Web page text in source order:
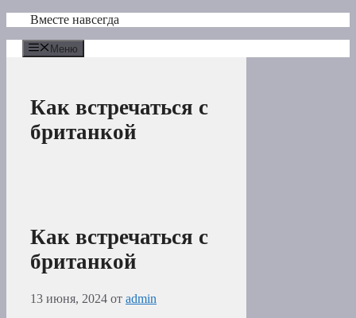
Перейти
содержимому
Вместе навсегда
Меню
Как встречаться с
британкой
Как встречаться с
британкой
13 июня, 2024 от admin